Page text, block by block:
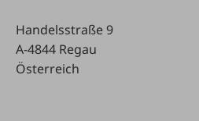
Handelsstraße 9
A-4844 Regau
Österreich